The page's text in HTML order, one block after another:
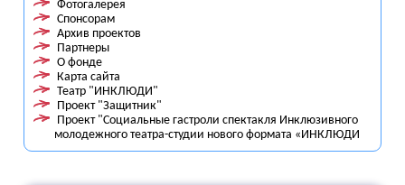
Фотогалерея
Спонсорам
Архив проектов
Партнеры
О фонде
Карта сайта
Театр "ИНКЛЮДИ"
Проект "Защитник"
Проект "Социальные гастроли спектакля Инклюзивного
молодежного театра-студии нового формата «ИНКЛЮДИ